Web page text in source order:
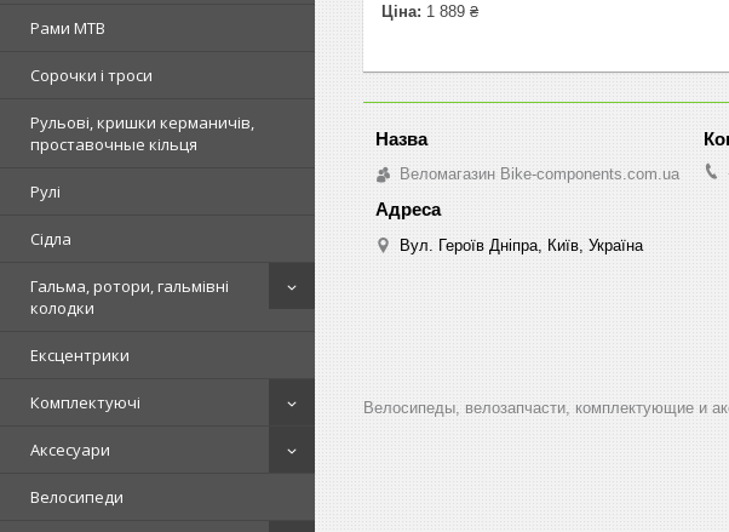
Рами MTB
Сорочки і троси
Рульові, кришки керманичів,
проставочные кільця
Рулі
Сідла
Гальма, ротори, гальмівні
колодки
Ексцентрики
Комплектуючі
Аксесуари
Велосипеди
Ціна: 1 889 ₴
Веломагазин Bike-components.com.ua
Вул. Героїв Дніпра, Київ, Україна
Велосипеды, велозапчасти, комплектующие и